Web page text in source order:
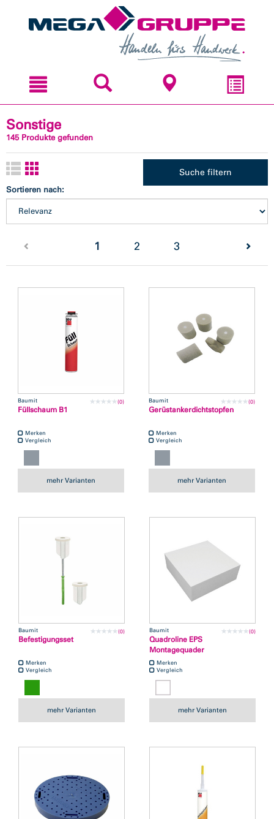
Sonstige
145 Produkte gefunden
Suche filtern
Sortieren nach:
1 (current)
2 3
Baumit (0)
Füllschaum B1
Merken
Vergleich
mehr Varianten
Baumit (0)
Gerüstankerdichtstopfen
Merken
Vergleich
mehr Varianten
Baumit (0)
Befestigungsset
Merken
Vergleich
mehr Varianten
Baumit (0)
Quadroline EPS
Montagequader
Merken
Vergleich
mehr Varianten